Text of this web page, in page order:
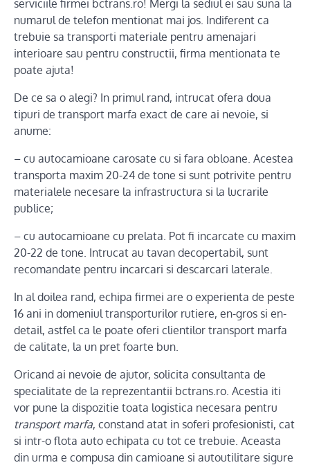
serviciile firmei bctrans.ro! Mergi la sediul ei sau suna la
numarul de telefon mentionat mai jos. Indiferent ca
trebuie sa transporti materiale pentru amenajari
interioare sau pentru constructii, firma mentionata te
poate ajuta!
De ce sa o alegi? In primul rand, intrucat ofera doua
tipuri de transport marfa exact de care ai nevoie, si
anume:
– cu autocamioane carosate cu si fara obloane. Acestea
transporta maxim 20-24 de tone si sunt potrivite pentru
materialele necesare la infrastructura si la lucrarile
publice;
– cu autocamioane cu prelata. Pot fi incarcate cu maxim
20-22 de tone. Intrucat au tavan decopertabil, sunt
recomandate pentru incarcari si descarcari laterale.
In al doilea rand, echipa firmei are o experienta de peste
16 ani in domeniul transporturilor rutiere, en-gros si en-
detail, astfel ca le poate oferi clientilor transport marfa
de calitate, la un pret foarte bun.
Oricand ai nevoie de ajutor, solicita consultanta de
specialitate de la reprezentantii bctrans.ro. Acestia iti
vor pune la dispozitie toata logistica necesara pentru
transport marfa, constand atat in soferi profesionisti, cat
si intr-o flota auto echipata cu tot ce trebuie. Aceasta
din urma e compusa din camioane si autoutilitare sigure